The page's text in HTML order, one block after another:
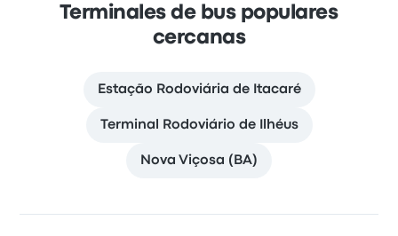
Terminales de bus populares
cercanas
Estação Rodoviária de Itacaré
Terminal Rodoviário de Ilhéus
Nova Viçosa (BA)